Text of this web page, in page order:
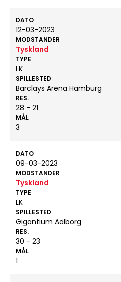
DATO
12-03-2023
MODSTANDER
Tyskland
TYPE
LK
SPILLESTED
Barclays Arena Hamburg
RES.
28 - 21
MÅL
3
DATO
09-03-2023
MODSTANDER
Tyskland
TYPE
LK
SPILLESTED
Gigantium Aalborg
RES.
30 - 23
MÅL
1